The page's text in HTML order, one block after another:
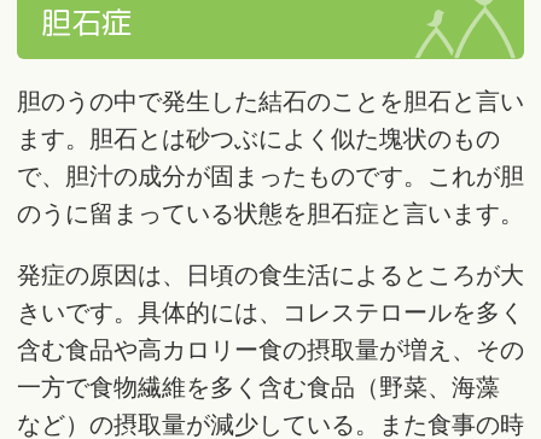
胆石症
胆のうの中で発生した結石のことを胆石と言い
ます。胆石とは砂つぶによく似た塊状のもの
で、胆汁の成分が固まったものです。これが胆
のうに留まっている状態を胆石症と言います。
発症の原因は、日頃の食生活によるところが大
きいです。具体的には、コレステロールを多く
含む食品や高カロリー食の摂取量が増え、その
一方で食物繊維を多く含む食品（野菜、海藻
など）の摂取量が減少している。また食事の時